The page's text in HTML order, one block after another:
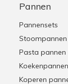
Pannen
Pannensets
Stoompannen
Pasta pannen
Koekenpannen
Koperen